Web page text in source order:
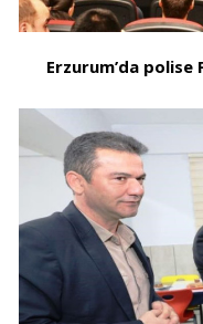
Erzurum’da polise